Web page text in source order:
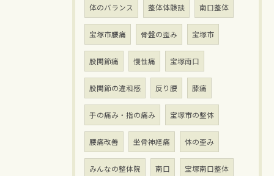
体のバランス 整体体験談 南口整体
宝塚市腰痛 骨盤の歪み 宝塚市
股関節痛 慢性痛 宝塚南口
股関節の違和感 反り腰 膝痛
手の痛み・指の痛み 宝塚市の整体
腰痛改善 坐骨神経痛 体の歪み
みんなの整体院 南口 宝塚南口整体